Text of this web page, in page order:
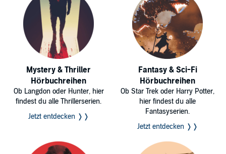
Mystery & Thriller
Hörbuchreihen
Ob Langdon oder Hunter, hier
findest du alle Thrillerserien.
Jetzt entdecken ❭❭
Fantasy & Sci-Fi
Hörbuchreihen
Ob Star Trek oder Harry Potter,
hier findest du alle
Fantasyserien.
Jetzt entdecken ❭❭